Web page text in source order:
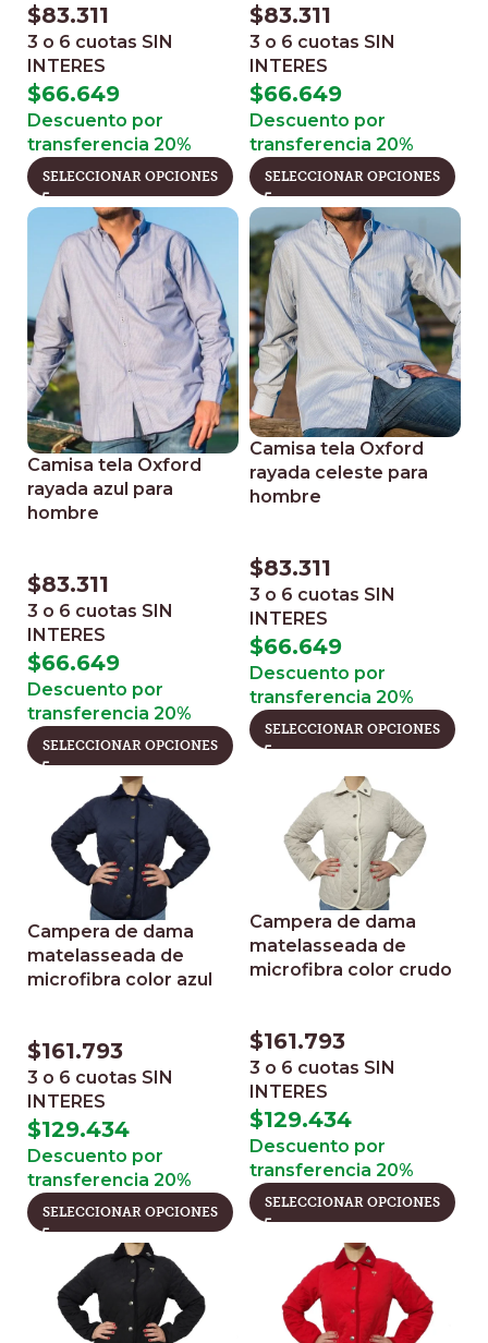
$83.311
3 o 6 cuotas SIN
INTERES
$66.649
Descuento por
transferencia 20%
SELECCIONAR OPCIONES
$83.311
3 o 6 cuotas SIN
INTERES
$66.649
Descuento por
transferencia 20%
SELECCIONAR OPCIONES
Camisa tela Oxford
rayada azul para
hombre
$83.311
3 o 6 cuotas SIN
INTERES
$66.649
Descuento por
transferencia 20%
SELECCIONAR OPCIONES
Camisa tela Oxford
rayada celeste para
hombre
$83.311
3 o 6 cuotas SIN
INTERES
$66.649
Descuento por
transferencia 20%
SELECCIONAR OPCIONES
Campera de dama
matelasseada de
microfibra color azul
$161.793
3 o 6 cuotas SIN
INTERES
$129.434
Descuento por
transferencia 20%
SELECCIONAR OPCIONES
Campera de dama
matelasseada de
microfibra color crudo
$161.793
3 o 6 cuotas SIN
INTERES
$129.434
Descuento por
transferencia 20%
SELECCIONAR OPCIONES